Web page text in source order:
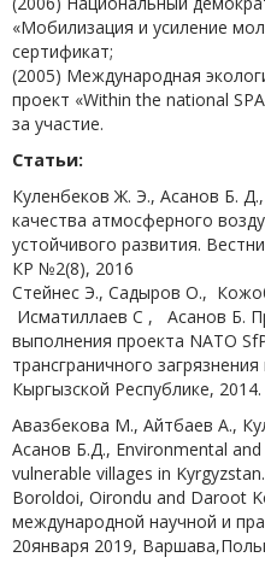
«Мобилизация и усиление
сертификат;
(2005) Международная
проект «Within the national
за участие.
Статьи:
Куленбеков Ж. Э., Асанов Б.
качества атмосферного
устойчивого развития.
КР №2(8), 2016
Стейнес Э., Садыров О.,
Исматиллаев С , Асанов Б.
выполнения проекта NATO
трансграничного
Кыргызской Республике, 2014.
Авазбекова М., Айтбаев А.,
Асанов Б.Д., Environmental
vulnerable villages in
Boroldoi, Oirondu and Daroot
международной научной и
20января 2019,